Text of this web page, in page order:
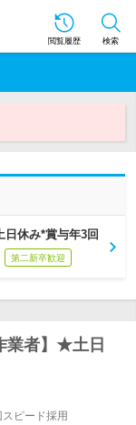
閲覧履歴 検索
休み*賞与年3回
第二新卒歓迎
業者】★土日
ピード採用